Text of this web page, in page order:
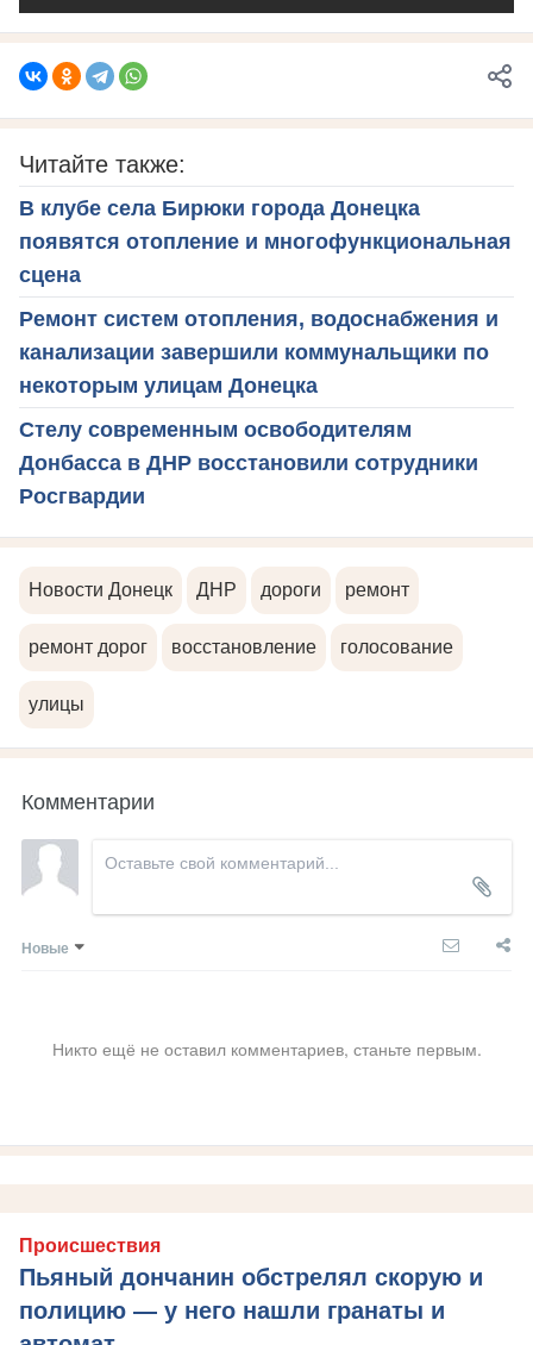
Читайте также:
В клубе села Бирюки города Донецка
появятся отопление и многофункциональная
сцена
Ремонт систем отопления, водоснабжения и
канализации завершили коммунальщики по
некоторым улицам Донецка
Стелу современным освободителям
Донбасса в ДНР восстановили сотрудники
Росгвардии
Новости Донецк ДНР дороги ремонт
ремонт дорог восстановление голосование
улицы
Комментарии
Новые
Никто ещё не оставил комментариев, станьте первым.
Происшествия
Пьяный дончанин обстрелял скорую и
полицию — у него нашли гранаты и